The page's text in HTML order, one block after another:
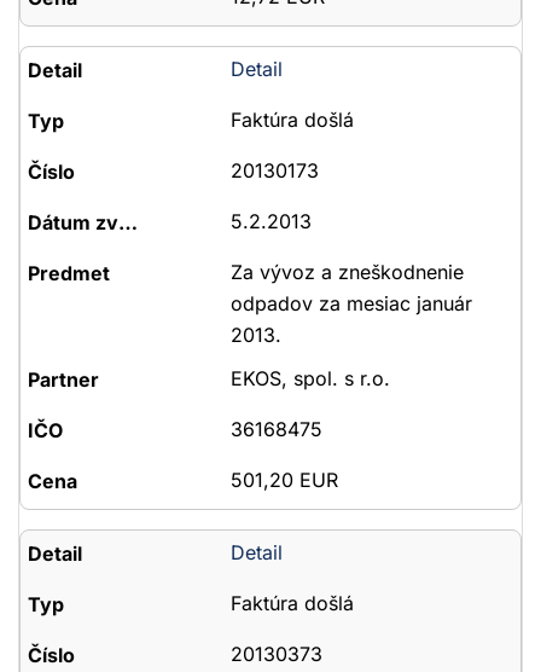
Detail
Faktúra došlá
20130173
5.2.2013
Za vývoz a zneškodnenie
odpadov za mesiac január
2013.
EKOS, spol. s r.o.
36168475
501,20 EUR
Detail
Faktúra došlá
20130373